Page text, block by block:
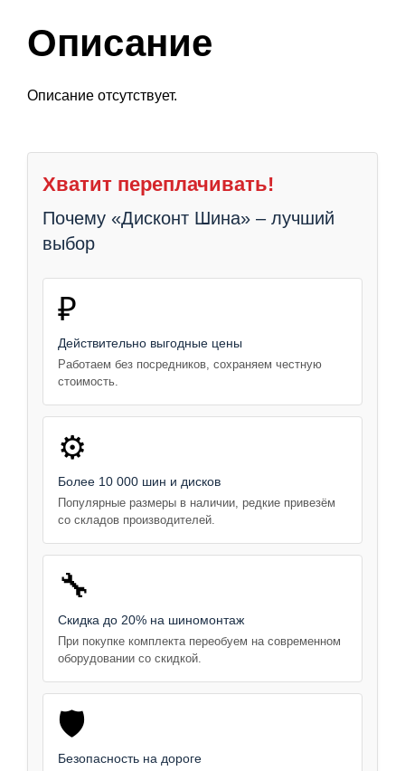
Описание
Описание отсутствует.
Хватит переплачивать!
Почему «Дисконт Шина» – лучший
выбор
₽
Действительно выгодные цены
Работаем без посредников, сохраняем честную
стоимость.
⚙️
Более 10 000 шин и дисков
Популярные размеры в наличии, редкие привезём
со складов производителей.
🔧
Скидка до 20% на шиномонтаж
При покупке комплекта переобуем на современном
оборудовании со скидкой.
🛡️
Безопасность на дороге